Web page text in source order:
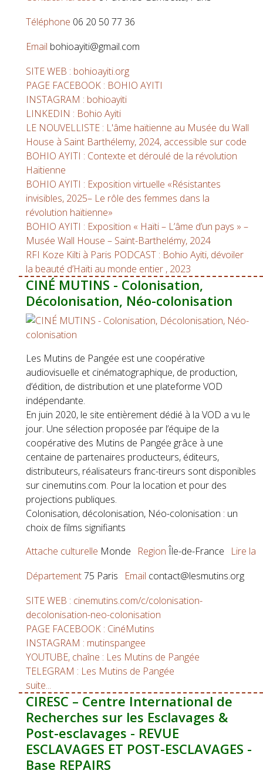
Téléphone 06 20 50 77 36
Email bohioayiti@gmail.com
SITE WEB : bohioayiti.org
PAGE FACEBOOK : BOHIO AYITI
INSTAGRAM : bohioayiti
LINKEDIN : Bohio Ayiti
LE NOUVELLISTE : L'âme haïtienne au Musée du Wall
House à Saint Barthélemy, 2024, accessible sur code
BOHIO AYITI : Contexte et déroulé de la révolution
Haïtienne
BOHIO AYITI : Exposition virtuelle «Résistantes
invisibles, 2025– Le rôle des femmes dans la
révolution haïtienne»
BOHIO AYITI : Exposition « Haïti – L’âme d’un pays » –
Musée Wall House – Saint-Barthelémy, 2024
RFI Koze Kilti à Paris PODCAST : Bohio Ayiti, dévoiler
la beauté d’Haïti au monde entier , 2023
CINÉ MUTINS - Colonisation,
Décolonisation, Néo-colonisation
Les Mutins de Pangée est une coopérative
audiovisuelle et cinématographique, de production,
d’édition, de distribution et une plateforme VOD
indépendante.
En juin 2020, le site entièrement dédié à la VOD a vu le
jour. Une sélection proposée par l’équipe de la
coopérative des Mutins de Pangée grâce à une
centaine de partenaires producteurs, éditeurs,
distributeurs, réalisateurs franc-tireurs sont disponibles
sur cinemutins.com. Pour la location et pour des
projections publiques.
Colonisation, décolonisation, Néo-colonisation : un
choix de films signifiants
Attache culturelle Monde Region Île-de-France
Département75 Paris Email contact@lesmutins.org
SITE WEB : cinemutins.com/c/colonisation-
decolonisation-neo-colonisation
PAGE FACEBOOK : CinéMutins
INSTAGRAM : mutinspangee
YOUTUBE, chaîne : Les Mutins de Pangée
TELEGRAM : Les Mutins de Pangée
Lire la
suite...
CIRESC – Centre International de
Recherches sur les Esclavages &
Post-esclavages - REVUE
ESCLAVAGES ET POST-ESCLAVAGES -
Base REPAIRS